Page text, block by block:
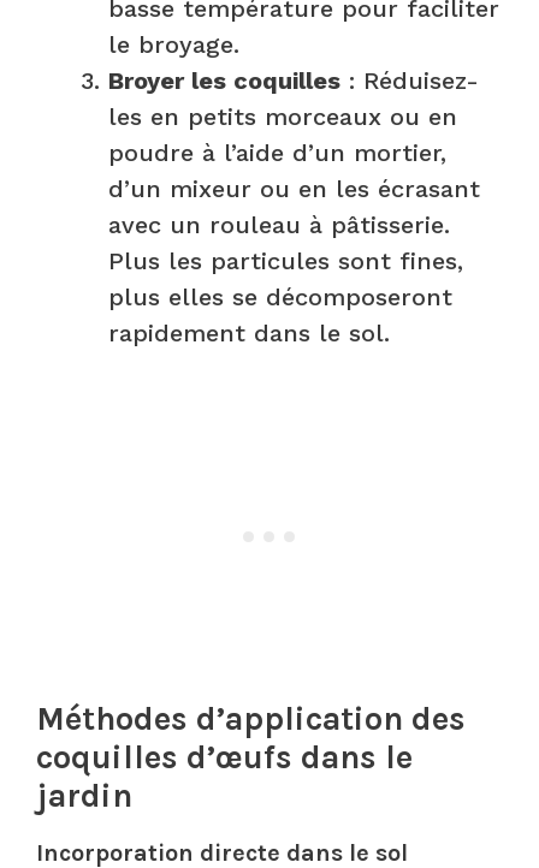
basse température pour faciliter
le broyage.​
Broyer les coquilles : Réduisez-
les en petits morceaux ou en
poudre à l’aide d’un mortier,
d’un mixeur ou en les écrasant
avec un rouleau à pâtisserie.
Plus les particules sont fines,
plus elles se décomposeront
rapidement dans le sol.​
Méthodes d’application des
coquilles d’œufs dans le
jardin
Incorporation directe dans le sol